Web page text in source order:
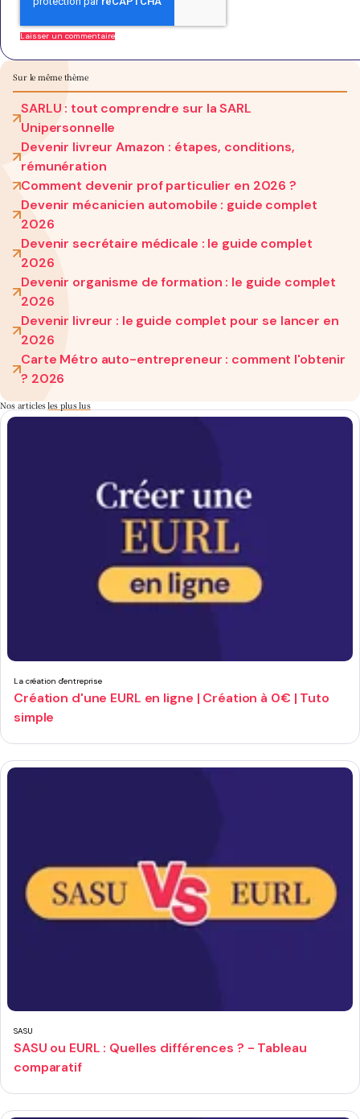
Sur le même thème
SARLU : tout comprendre sur la SARL
Unipersonnelle
Devenir livreur Amazon : étapes, conditions,
rémunération
Comment devenir prof particulier en 2026 ?
Devenir mécanicien automobile : guide complet
2026
Devenir secrétaire médicale : le guide complet
2026
Devenir organisme de formation : le guide complet
2026
Devenir livreur : le guide complet pour se lancer en
2026
Carte Métro auto-entrepreneur : comment l'obtenir
? 2026
Nos articlesles plus lus
La création d'entreprise
Création d'une EURL en ligne | Création à 0€ | Tuto
simple
SASU
SASU ou EURL : Quelles différences ? - Tableau
comparatif